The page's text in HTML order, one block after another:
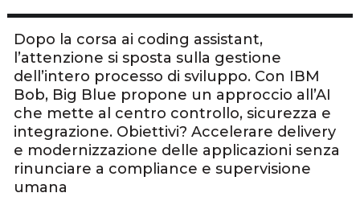
Dopo la corsa ai coding assistant,
l’attenzione si sposta sulla gestione
dell’intero processo di sviluppo. Con IBM
Bob, Big Blue propone un approccio all’AI
che mette al centro controllo, sicurezza e
integrazione. Obiettivi? Accelerare delivery
e modernizzazione delle applicazioni senza
rinunciare a compliance e supervisione
umana